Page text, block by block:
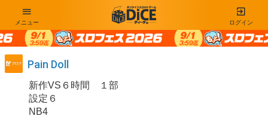
ログイン
メニュー
Pain Doll
新作VS６時間 １部
設定６
NB4